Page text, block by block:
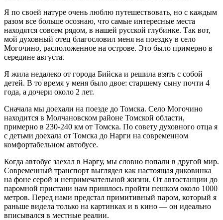
Я по своей натуре очень люблю путешествовать, но с каждым
разом все больше осознаю, что самые интересные места
находятся совсем рядом, в нашей русской глубинке. Так вот,
мой духовный отец благословил меня на поездку в село
Могочино, расположенное на острове. Это было примерно в
середине августа.
Я жила недалеко от города Бийска и решила взять с собой
детей. В то время у меня было двое: старшему сыну почти 4
года, а дочери около 2 лет.
Сначала мы доехали на поезде до Томска. Село Могочино
находится в Молчановском районе Томской области,
примерно в 230-240 км от Томска. По совету духовного отца я
с детьми доехала от Томска до Нарги на современном
комфортабельном автобусе.
Когда автобус заехал в Наргу, мы словно попали в другой мир.
Современный транспорт выглядел как настоящая диковинка
на фоне серой и непримечательной жизни. От автостанции до
паромной пристани нам пришлось пройти пешком около 1000
метров. Перед нами предстал примитивный паром, который я
раньше видела только на картинках и в кино — он идеально
вписывался в местные реалии.